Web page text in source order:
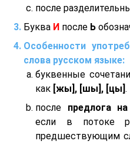
после
Буква И после Ь
Особенности
слова русском языке:
буквенные
как [жы], [шы], [цы] .
после предлога
если в потоке
предшествующим